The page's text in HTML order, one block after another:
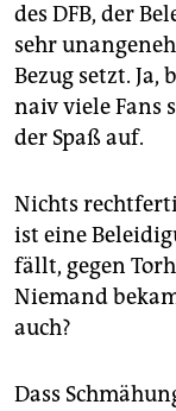
des DFB, der
sehr
Bezug setzt.
naiv viele Fans
der Spaß auf.
Nichts
ist eine
fällt, gegen
Niemand
auch?
Dass